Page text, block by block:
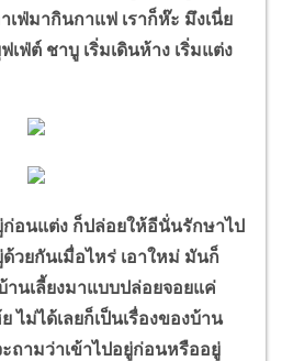
ฟ่มากินกาแฟ เราก็ห๊ะ มึงเนี่ย
ฟ่ต์ ชาบู เริ่มเดินห้าง เริ่มแต่ง
แต่ง ก็ปล่อยให้อีนั่นรักษาไป
วยกันเมื่อไหร่ เอาใหม่ มันก็
นเลี้ยงมาแบบปล่อยจอยแค่
ไม่ได้เลยก็เป็นเรื่องของบ้าน
ถามว่าเข้าไปอยู่ก่อนหรืออยู่